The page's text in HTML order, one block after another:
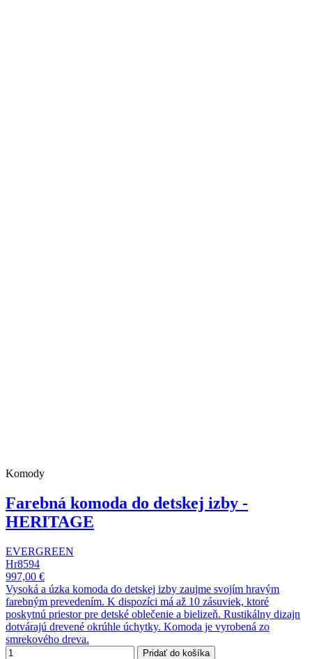
Komody
Farebná komoda do detskej izby -
HERITAGE
EVERGREEN
Hr8594
997,00 €
Vysoká a úzka komoda do detskej izby zaujme svojím hravým
farebným prevedením. K dispozíci má až 10 zásuviek, ktoré
poskytnú priestor pre detské oblečenie a bielizeň. Rustikálny dizajn
dotvárajú drevené okrúhle úchytky. Komoda je vyrobená zo
smrekového dreva.
Pridať do košíka